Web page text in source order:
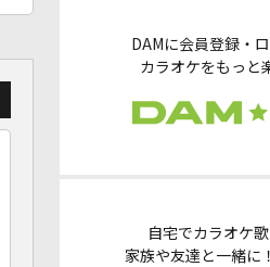
DAMに会員登録・
カラオケをもっと
自宅でカラオケ歌
家族や友達と一緒に